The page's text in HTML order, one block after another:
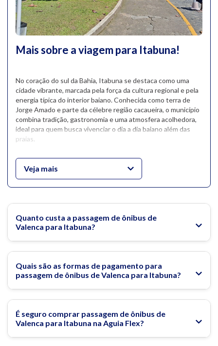
Mais sobre a viagem para Itabuna!
No coração do sul da Bahia, Itabuna se destaca como uma
cidade vibrante, marcada pela força da cultura regional e pela
energia típica do interior baiano. Conhecida como terra de
Jorge Amado e parte da célebre região cacaueira, o município
combina tradição, gastronomia e uma atmosfera acolhedora,
ideal para quem busca vivenciar o dia a dia baiano além das
praias.
A cidade cresceu às margens do Rio Cachoeira e conserva um
centro comercial movimentado, que atrai moradores de toda a
região. Bairros como o Jardim do Ó e o Góes Calmon são
pontos de encontro para quem aprecia boa comida e cafés
variada, reforçando a identidade cultural local.
comercial; Ilhéus com praias, história e cenários que
inspiraram algumas das obras mais marcantes da literatura
O que fazer em Itabuna?
Veja mais
Quanto custa a passagem de ônibus de
Valenca para Itabuna?
Quais são as formas de pagamento para
passagem de ônibus de Valenca para Itabuna?
É seguro comprar passagem de ônibus de
Valenca para Itabuna na Aguia Flex?